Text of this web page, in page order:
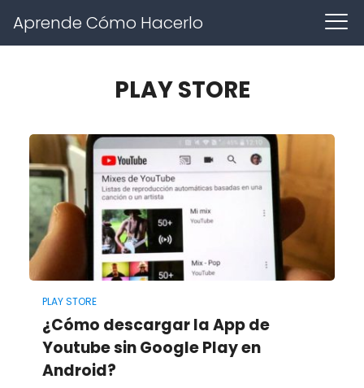
Aprende Cómo Hacerlo
PLAY STORE
PLAY STORE
¿Cómo descargar la App de
Youtube sin Google Play en
Android?